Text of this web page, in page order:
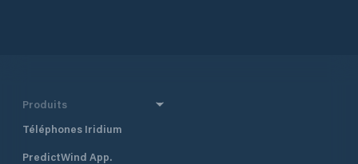
Produits
Téléphones Iridium
PredictWind App.